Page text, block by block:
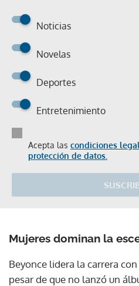
Noticias
Novelas
Deportes
Entretenimiento
Acepta las condiciones
protección de datos.
Mujeres dominan la
Beyonce lidera la carrera
pesar de que no lanzó un